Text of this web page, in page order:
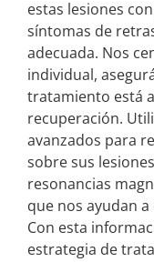
estas lesiones
síntomas de
adecuada. Nos
individual,
tratamiento está
recuperación.
avanzados para
sobre sus
resonancias
que nos ayudan
Con esta
estrategia de